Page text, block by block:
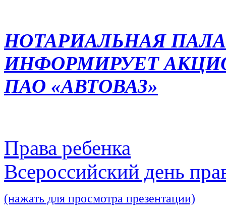
НОТАРИАЛЬНАЯ
ИНФОРМИРУЕТ
ПАО «АВТОВАЗ»
Права ребенка
Всероссийский день
(нажать для просмотра презентации)